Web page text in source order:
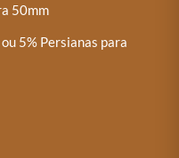
50mm
5% Persianas para